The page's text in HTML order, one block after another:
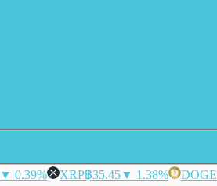
▼ 0.39% XRP฿35.45▼ 1.38% DOGE